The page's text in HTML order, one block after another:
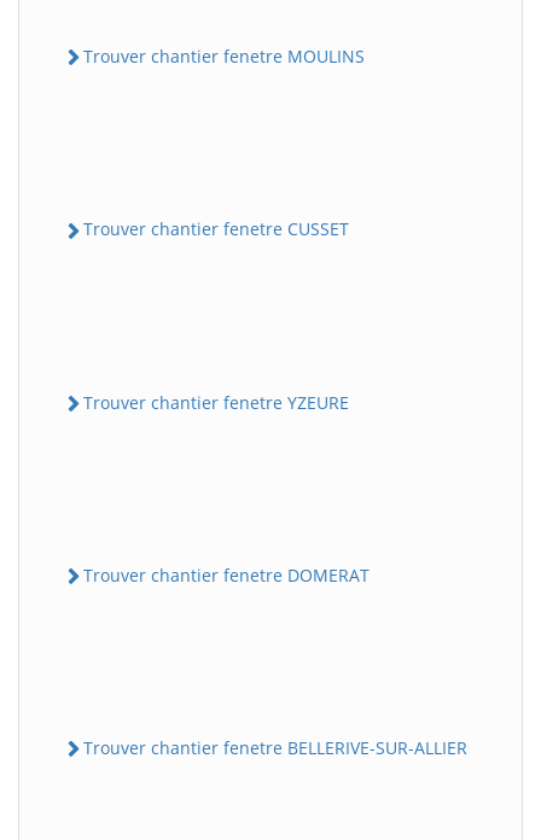
Trouver chantier fenetre MOULINS
Trouver chantier fenetre CUSSET
Trouver chantier fenetre YZEURE
Trouver chantier fenetre DOMERAT
Trouver chantier fenetre BELLERIVE-SUR-ALLIER